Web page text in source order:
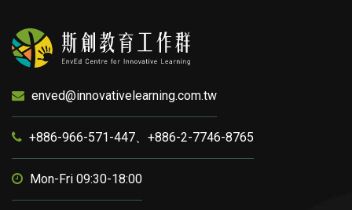
enved@innovativelearning.com.tw
+886-966-571-447、+886-2-7746-8765
Mon-Fri 09:30-18:00